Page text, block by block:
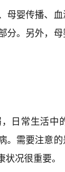
母婴传播、
分。另外，
日常生活中
。需要注意
况很重要。